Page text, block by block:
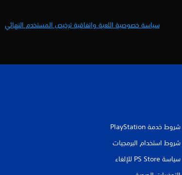
سياسة خصوصية اللعبة واتفاقية ترخيص المستخدم النهائي
شروط خدمة PlayStation‏
شروط استخدام البرمجيات
سياسة PS Store للإلغاء